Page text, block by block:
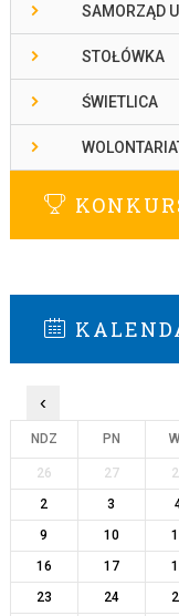
SAMORZĄD
STOŁÓWKA
ŚWIETLICA
‹
NDZ PN
26 27
2
3
9
10
16
17
23
24